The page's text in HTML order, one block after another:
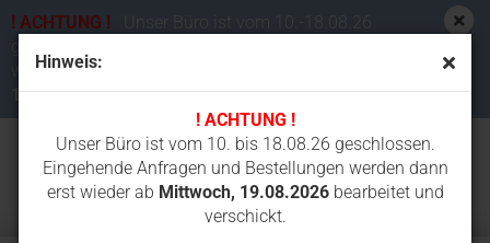
Hinweis:
! ACHTUNG !
Unser Büro ist vom 10. bis 18.08.26 geschlossen.
Eingehende Anfragen und Bestellungen werden dann
erst wieder ab Mittwoch, 19.08.2026bearbeitet und
verschickt.
! ACHTUNG !
Unser Büro ist vom 10.-18.08.26
werden dann erst wieder ab
19.08.2026bearbeitet und verschickt.